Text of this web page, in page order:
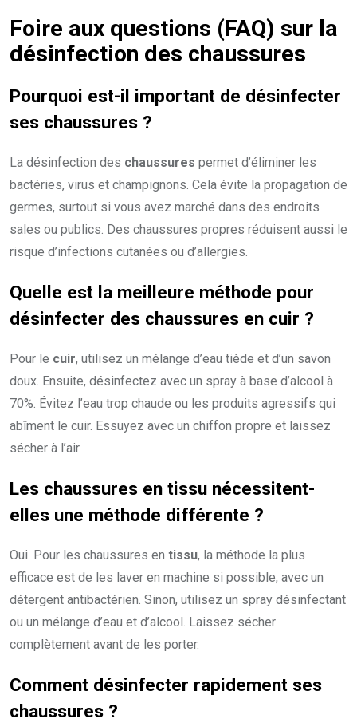
Foire aux questions (FAQ) sur la
désinfection des chaussures
Pourquoi est-il important de désinfecter
ses chaussures ?
La désinfection des chaussures permet d’éliminer les
bactéries, virus et champignons. Cela évite la propagation de
germes, surtout si vous avez marché dans des endroits
sales ou publics. Des chaussures propres réduisent aussi le
risque d’infections cutanées ou d’allergies.
Quelle est la meilleure méthode pour
désinfecter des chaussures en cuir ?
Pour le cuir, utilisez un mélange d’eau tiède et d’un savon
doux. Ensuite, désinfectez avec un spray à base d’alcool à
70%. Évitez l’eau trop chaude ou les produits agressifs qui
abîment le cuir. Essuyez avec un chiffon propre et laissez
sécher à l’air.
Les chaussures en tissu nécessitent-
elles une méthode différente ?
Oui. Pour les chaussures en tissu, la méthode la plus
efficace est de les laver en machine si possible, avec un
détergent antibactérien. Sinon, utilisez un spray désinfectant
ou un mélange d’eau et d’alcool. Laissez sécher
complètement avant de les porter.
Comment désinfecter rapidement ses
chaussures ?